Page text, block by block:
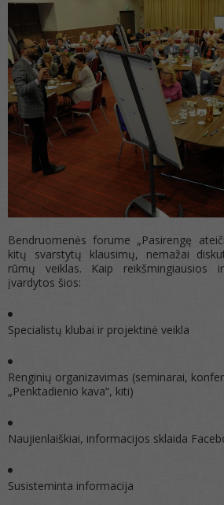
Bendruomenės forume „Pasirengę
kitų svarstytų klausimų, nemažai
rūmų veiklas. Kaip reikšmingiausios
įvardytos šios:
Specialistų klubai ir projektinė veikla
Renginių organizavimas (seminarai,
„Penktadienio kava“, kiti)
Naujienlaiškiai, informacijos sklaida
Susisteminta informacija